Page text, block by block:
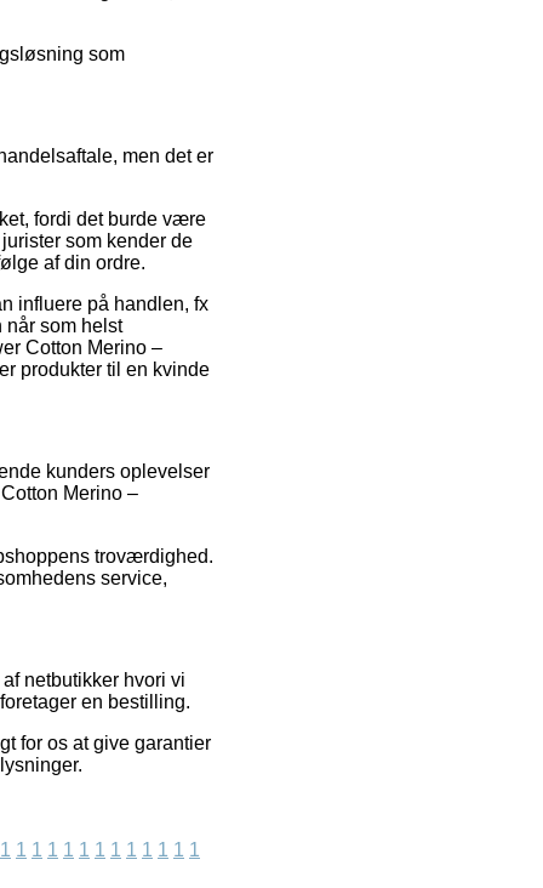
som
men det er
fordi det burde være
som kender de
af din ordre.
influere på handlen, fx
når som helst
Cotton Merino –
produkter til en kvinde
kunders oplevelser
Merino –
troværdighed.
service,
netbutikker hvori vi
en bestilling.
for os at give garantier
1 1 1 1 1 1 1 1 1 1 1 1 1